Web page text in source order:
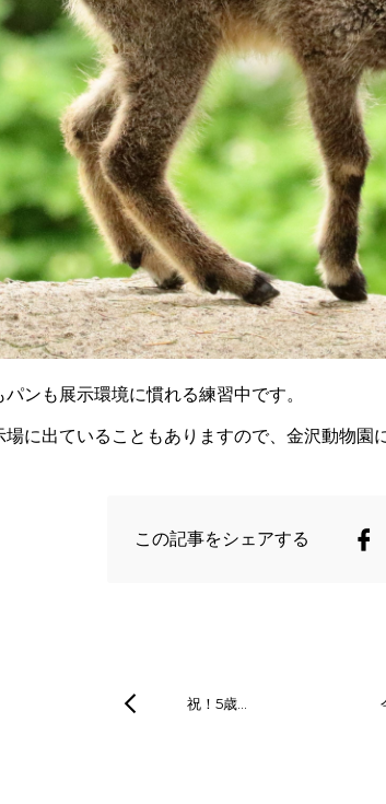
ンも展示環境に慣れる練習中です。
に出ていることもありますので、金沢動物園
この記事をシェアする
祝！5歳…